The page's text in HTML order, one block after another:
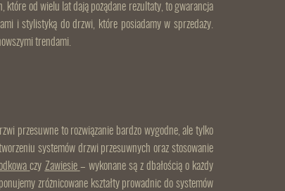
które od wielu lat dają pożądane rezultaty, to gwarancja
i stylistyką do drzwi, które posiadamy w sprzedaży.
trendami.
przesuwne to rozwiązanie bardzo wygodne, ale tylko
systemów drzwi przesuwnych oraz stosowanie
czy Zawiesie – wykonane są z dbałością o każdy
zróżnicowane kształty prowadnic do systemów